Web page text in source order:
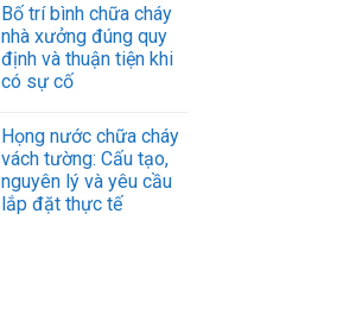
Bố trí bình chữa cháy
nhà xưởng đúng quy
định và thuận tiện khi
có sự cố
Họng nước chữa cháy
vách tường: Cấu tạo,
nguyên lý và yêu cầu
lắp đặt thực tế